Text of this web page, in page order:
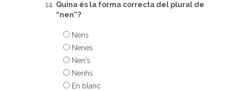
Quina és la forma correcta del plural de
“nen”?
Nens
Nenes
Nen's
Nenhs
En blanc